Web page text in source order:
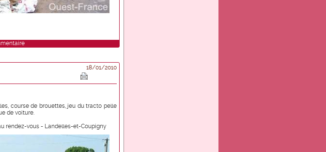
18/01/2010
course de brouettes, jeu du tracto pelle
de voiture.
rendez-vous - Landelles-et-Coupigny